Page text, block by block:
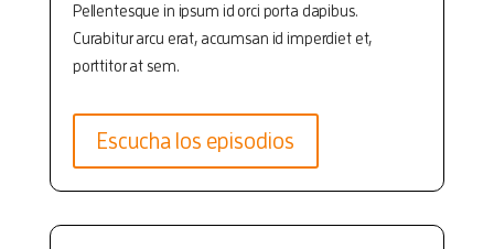
Pellentesque in ipsum id orci porta dapibus.
Curabitur arcu erat, accumsan id imperdiet et,
porttitor at sem.
Escucha los episodios